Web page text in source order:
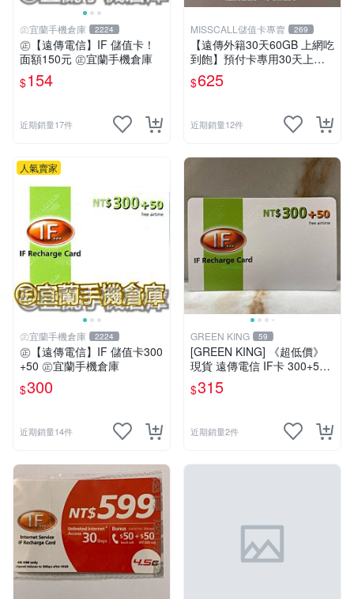
㊣宜蘭手機倉庫 2224
㊣【遠傳電信】IF 儲值卡！
面額150元 ㊣宜蘭手機倉庫
$154
近期銷量17件
MISSCALL儲值卡專賣 269
【遠傳外籍30天60GB 上網吃
到飽】預付卡專用30天上網
補充卡/儲值卡．Internet if
u．if599⚡MissCall儲值卡專
$625
近期銷量12件
人氣賣家
㊣宜蘭手機倉庫 2224
㊣【遠傳電信】IF 儲值卡300
+50 ㊣宜蘭手機倉庫
$300
近期銷量14件
GREEN KING 59
[GREEN KING] 《超低價》
現貨 遠傳電信 IF卡 300+50
通話費儲值卡 預付卡 電話卡
面額350
$315
近期銷量2件